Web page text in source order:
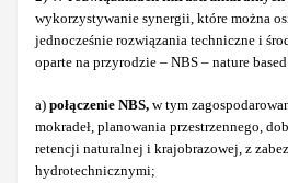
wykorzystywanie synergii, które można
jednocześnie rozwiązania techniczne i
oparte na przyrodzie – NBS – nature
a) połączenie NBS, w tym
mokradeł, planowania przestrzennego,
retencji naturalnej i krajobrazowej, z
hydrotechnicznymi;